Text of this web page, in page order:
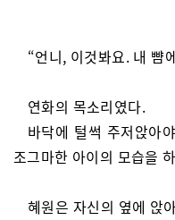
“언니, 이것봐요. 내 뺨
연화의 목소리였다.
바닥에 털썩 주저앉아
조그마한 아이의 모습을
혜원은 자신의 옆에 앉